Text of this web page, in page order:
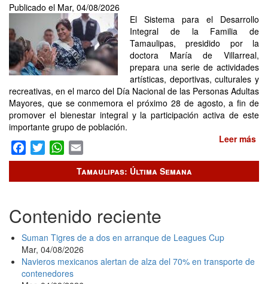
Publicado el Mar, 04/08/2026
El Sistema para el Desarrollo
Integral de la Familia de
Tamaulipas, presidido por la
doctora María de Villarreal,
prepara una serie de actividades
artísticas, deportivas, culturales y
recreativas, en el marco del Día Nacional de las Personas Adultas
Mayores, que se conmemora el próximo 28 de agosto, a fin de
promover el bienestar integral y la participación activa de este
importante grupo de población.
Leer más
Facebook
TwitterWhatsApp
Tamaulipas: Última Semana
Contenido reciente
Suman Tigres de a dos en arranque de Leagues Cup
Mar, 04/08/2026
Navieros mexicanos alertan de alza del 70% en transporte de
contenedores